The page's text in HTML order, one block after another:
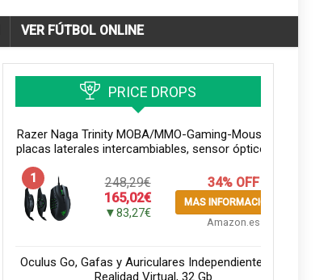
VER FÚTBOL ONLINE
PRICE DROPS
Razer Naga Trinity MOBA/MMO-Gaming-Mouse - (3
placas laterales intercambiables, sensor óptico de...
1
248,29€
165,02€
▼83,27€
34% OFF
MAS INFORMACION
Amazon.es
Oculus Go, Gafas y Auriculares Independientes De
Realidad Virtual, 32 Gb